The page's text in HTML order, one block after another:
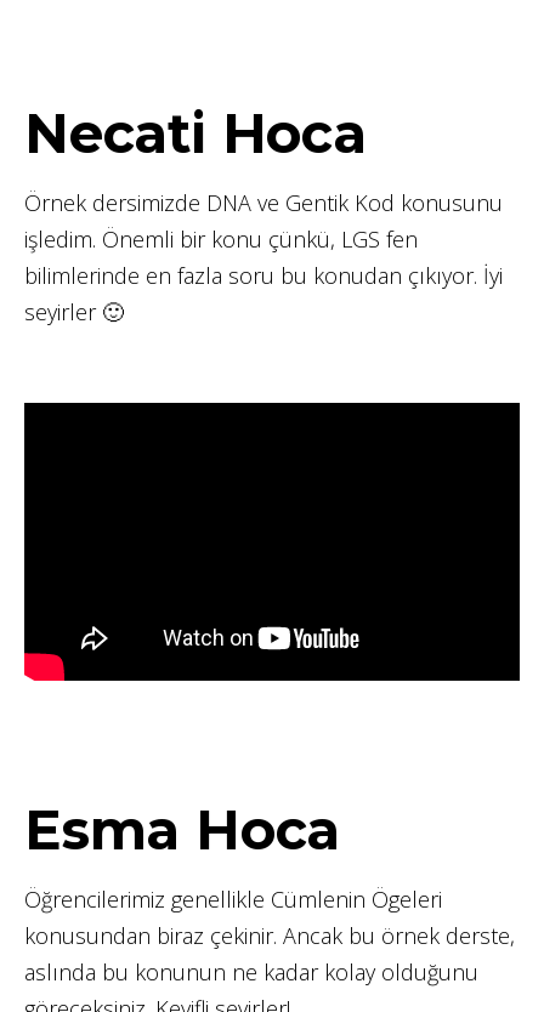
Necati Hoca
Örnek dersimizde DNA ve Gentik Kod konusunu
işledim. Önemli bir konu çünkü, LGS fen
bilimlerinde en fazla soru bu konudan çıkıyor. İyi
seyirler 🙂
Esma Hoca
Öğrencilerimiz genellikle Cümlenin Ögeleri
konusundan biraz çekinir. Ancak bu örnek derste,
aslında bu konunun ne kadar kolay olduğunu